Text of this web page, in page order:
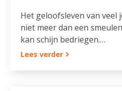
Het geloofsleven van veel
niet meer dan een
kan schijn bedriegen.…
Lees verder